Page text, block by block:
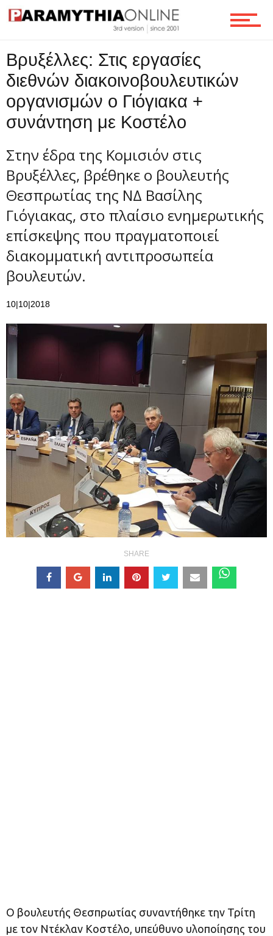
Επικοινωνία
Βρυξέλλες: Στις εργασίες
διεθνών διακοινοβουλευτικών
οργανισμών ο Γιόγιακα +
συνάντηση με Κοστέλο
Στην έδρα της Κομισιόν στις
Βρυξέλλες, βρέθηκε ο βουλευτής
Θεσπρωτίας της ΝΔ Βασίλης
Γιόγιακας, στο πλαίσιο ενημερωτικής
επίσκεψης που πραγματοποιεί
διακομματική αντιπροσωπεία
βουλευτών.
10|10|2018
SHARE
Ο βουλευτής Θεσπρωτίας συναντήθηκε την Τρίτη
με τον Ντέκλαν Κοστέλο, υπεύθυνο υλοποίησης του